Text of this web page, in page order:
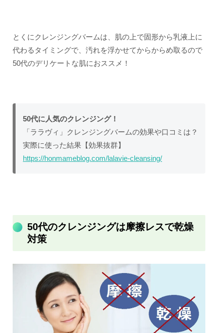
とくにクレンジングバームは、肌の上で固形から乳液上に
代わるタイミングで、汚れを浮かせてからからめ取るので
50代のデリケートな肌におススメ！
50代に人気のクレンジング！
「ララヴィ」クレンジングバームの効果や口コミは？
実際に使った結果【効果抜群】
https://honmameblog.com/lalavie-cleansing/
50代のクレンジングは摩擦レスで乾燥
対策